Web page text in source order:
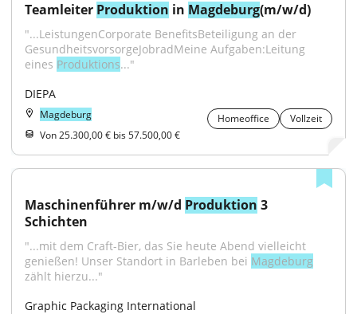
Teamleiter Produktion in Magdeburg(m/w/d)
"...LeistungenCorporate BenefitsBeteiligung an der
GesundheitsvorsorgeJobradMeine Aufgaben:Leitung
eines Produktions..."
DIEPA
Magdeburg Homeoffice
Vollzeit
Von 25.300,00 € bis 57.500,00 €
Maschinenführer m/w/d Produktion 3
Schichten
"...mit dem Craft-Bier, das Sie heute Abend vielleicht
genießen! Unser Standort in Barleben bei Magdeburg
zählt hierzu..."
Graphic Packaging International